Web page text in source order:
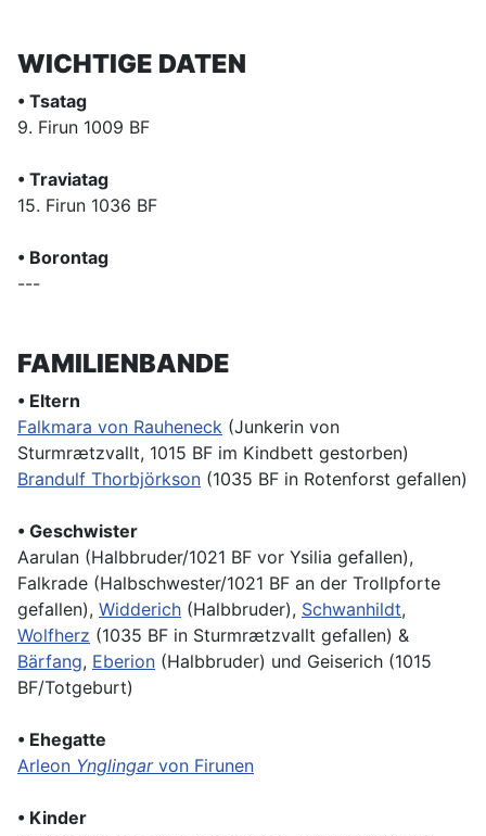
WICHTIGE DATEN
• Tsatag
9. Firun 1009 BF
• Traviatag
15. Firun 1036 BF
• Borontag
---
FAMILIENBANDE
• Eltern
Falkmara von Rauheneck (Junkerin von
Sturmrætzvallt, 1015 BF im Kindbett gestorben)
Brandulf Thorbjörkson (1035 BF in Rotenforst gefallen)
• Geschwister
Aarulan (Halbbruder/1021 BF vor Ysilia gefallen),
Falkrade (Halbschwester/1021 BF an der Trollpforte
gefallen), Widderich (Halbbruder), Schwanhildt,
Wolfherz (1035 BF in Sturmrætzvallt gefallen) &
Bärfang, Eberion (Halbbruder) und Geiserich (1015
BF/Totgeburt)
• Ehegatte
Arleon Ynglingarvon Firunen
• Kinder